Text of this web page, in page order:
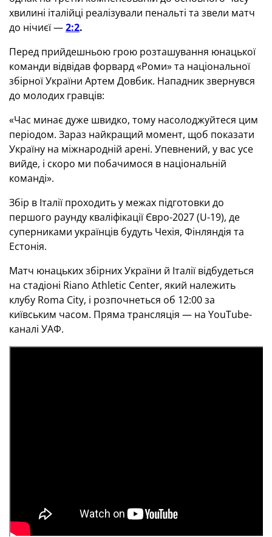
хвилині італійці реалізували пенальті та звели матч
до нічиєї —2:2.
Перед прийдешньою грою розташування юнацької
команди відвідав форвард «Роми» та національної
збірної України Артем Довбик. Нападник звернувся
до молодих гравців:
«Час минає дуже швидко, тому насолоджуйтеся цим
періодом. Зараз найкращий момент, щоб показати
Україну на міжнародній арені. Упевнений, у вас усе
вийде, і скоро ми побачимося в національній
команді».
Збір в Італії проходить у межах підготовки до
першого раунду кваліфікації Євро-2027 (U-19), де
суперниками українців будуть Чехія, Фінляндія та
Естонія.
Матч юнацьких збірних України й Італії відбудеться
на стадіоні Riano Athletic Center, який належить
клубу Roma City, і розпочнеться об 12:00 за
київським часом. Пряма трансляція — на YouTube-
каналі УАФ.